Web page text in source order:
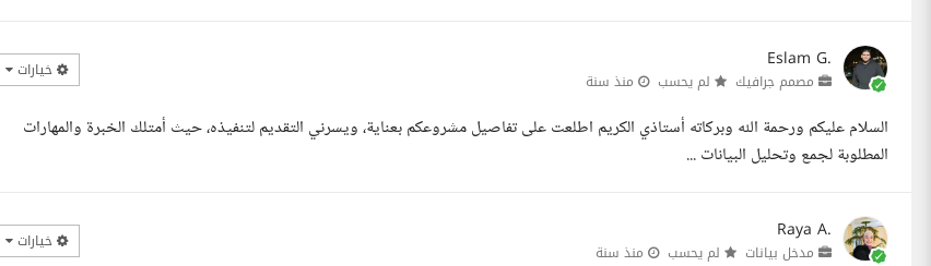
Eslam G.
مصمم جرافيك لم يحسب منذ سنة خيارات
السلام عليكم ورحمة الله وبركاته أستاذي الكريم اطلعت على تفاصيل مشروعكم بعناية، ويسرني التقديم لتنفيذه، حيث أمتلك الخبرة والمهارات
المطلوبة لجمع وتحليل البيانات ...
Raya A.
مدخل بيانات لم يحسب منذ سنة خيارات